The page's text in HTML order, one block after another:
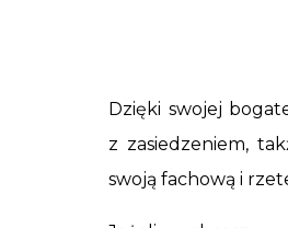
Dzięki swojej
z zasiedzeniem,
swoją fachową i